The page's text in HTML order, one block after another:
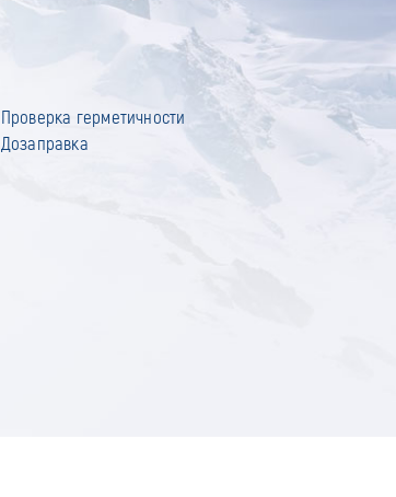
Проверка герметичности
Дозаправка